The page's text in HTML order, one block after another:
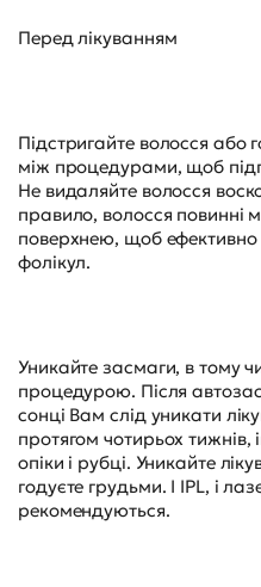
Перед лікуванням
Підстригайте волосся або
між процедурами, щоб
Не видаляйте волосся
правило, волосся повинні
поверхнею, щоб ефективно
фолікул.
Уникайте засмаги, в тому
процедурою. Після
сонці Вам слід уникати
протягом чотирьох
опіки і рубці. Уникайте
годуєте грудьми. І IPL, і
рекомендуються.